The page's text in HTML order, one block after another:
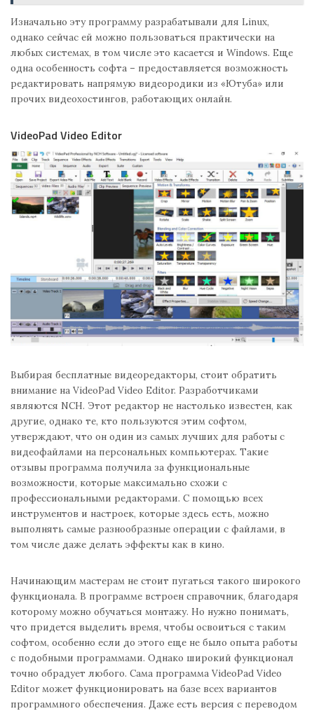
Изначально эту программу разрабатывали для Linux,
однако сейчас ей можно пользоваться практически на
любых системах, в том числе это касается и Windows. Еще
одна особенность софта – предоставляется возможность
редактировать напрямую видеородики из «Ютуба» или
прочих видеохостингов, работающих онлайн.
VideoPad Video Editor
Выбирая бесплатные видеоредакторы, стоит обратить
внимание на VideoPad Video Editor. Разработчиками
являются NCH. Этот редактор не настолько известен, как
другие, однако те, кто пользуются этим софтом,
утверждают, что он один из самых лучших для работы с
видеофайлами на персональных компьютерах. Такие
отзывы программа получила за функциональные
возможности, которые максимально схожи с
профессиональными редакторами. С помощью всех
инструментов и настроек, которые здесь есть, можно
выполнять самые разнообразные операции с файлами, в
том числе даже делать эффекты как в кино.
Начинающим мастерам не стоит пугаться такого широкого
функционала. В программе встроен справочник, благодаря
которому можно обучаться монтажу. Но нужно понимать,
что придется выделить время, чтобы освоиться с таким
софтом, особенно если до этого еще не было опыта работы
с подобными программами. Однако широкий функционал
точно обрадует любого. Сама программа VideoPad Video
Editor может функционировать на базе всех вариантов
программного обеспечения. Даже есть версия с переводом